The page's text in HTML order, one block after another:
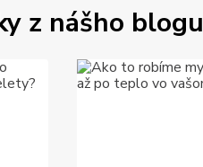
z nášho blogu